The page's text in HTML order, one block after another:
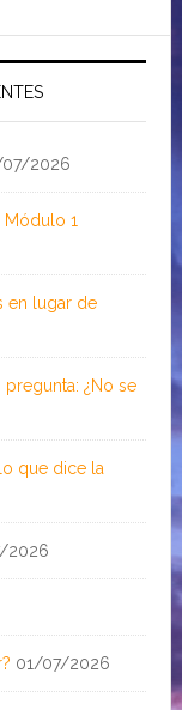
2026
Módulo 1
en lugar de
¿No se
que dice la
2026
01/07/2026